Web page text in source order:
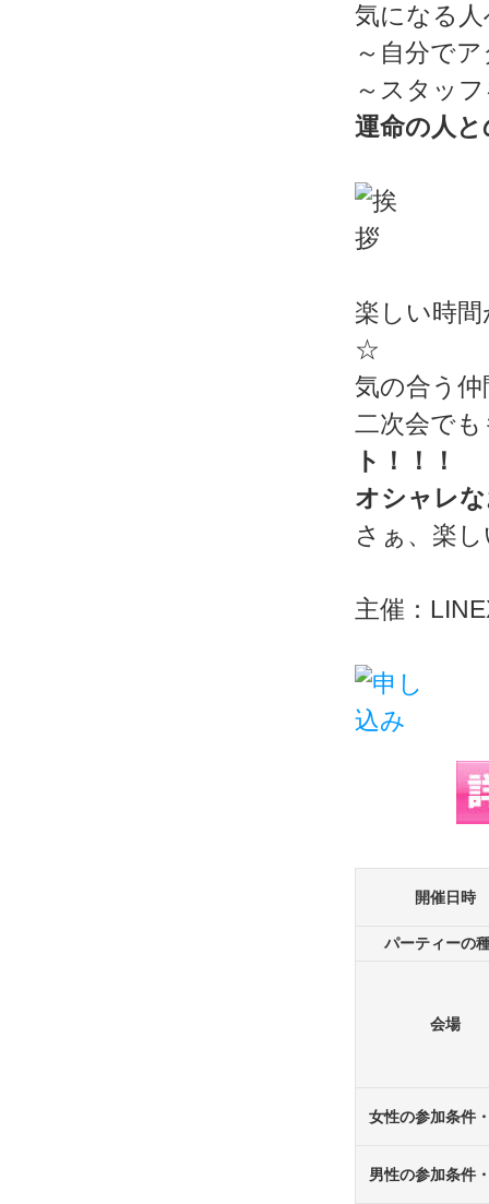
気になる
～自分で
～スタッ
運命の人
楽しい時
☆
気の合う
二次会で
ト！！！
オシャレ
さぁ、楽
主催：
開催日時
パーティーの
会場
女性の参加条件
男性の参加条件